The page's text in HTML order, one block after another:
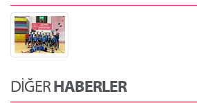
DİĞERHABERLER